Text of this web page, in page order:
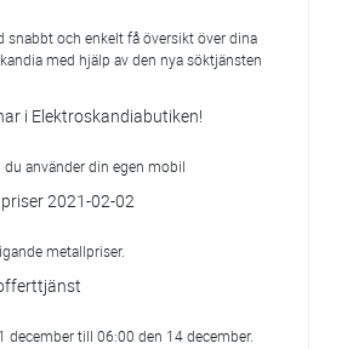
snabbt och enkelt få översikt över dina
med hjälp av den nya söktjänsten
i Elektroskandiabutiken!
använder din egen mobil
2021-02-02
metallpriser.
december till 06:00 den 14 december.